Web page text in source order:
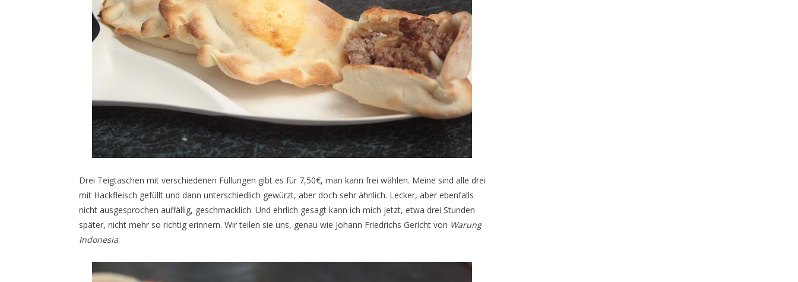
Drei Teigtaschen mit verschiedenen Füllungen gibt es für 7,50€, man kann frei wählen. Meine sind alle drei
mit Hackfleisch gefüllt und dann unterschiedlich gewürzt, aber doch sehr ähnlich. Lecker, aber ebenfalls
nicht ausgesprochen auffällig, geschmacklich. Und ehrlich gesagt kann ich mich jetzt, etwa drei Stunden
später, nicht mehr so richtig erinnern. Wir teilen sie uns, genau wie Johann Friedrichs Gericht von Warung
Indonesia: